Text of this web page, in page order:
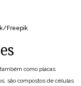
Freepik
como placas
são compostos de células